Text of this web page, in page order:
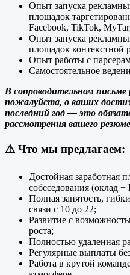
Опыт запуска
площадок
Facebook, TikTok,
Опыт запуска
площадок контекстной
Опыт работы с
Самостоятельное
В сопроводительном
пожалуйста, о ваших
последний год — это
рассмотрения вашего
⚠️ Что мы предлагаем:
Достойная заработная
собеседования (оклад +
Полная занятость,
связи с 10 до 22;
Развитие с
роста;
Полностью удаленная
Регулярные выплаты
Работа в крутой